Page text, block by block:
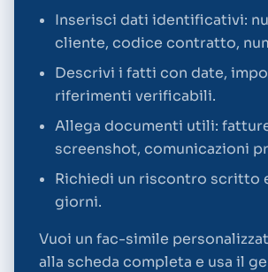
Inserisci dati identificativi:
cliente, codice contratto,
Descrivi i fatti con date,
riferimenti verificabili.
Allega documenti utili:
screenshot, comunicazioni
Richiedi un riscontro scritto
giorni.
Vuoi un fac-simile
alla scheda completa e usa il